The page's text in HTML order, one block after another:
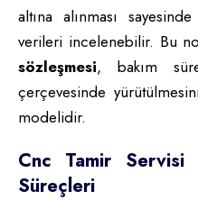
altına alınması
verileri incelenebilir. Bu
sözleşmesi, bakım
çerçevesinde
modelidir.
Cnc Tamir Servisi
Süreçleri